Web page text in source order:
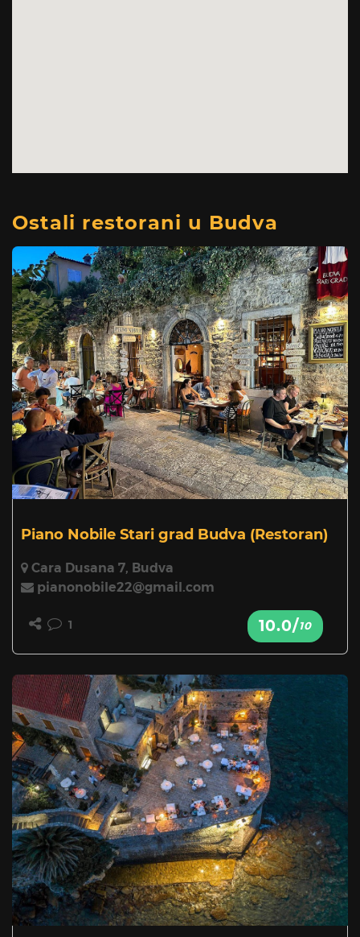
Ostali restorani u Budva
Piano Nobile Stari grad Budva (Restoran)
Cara Dusana 7, Budva
pianonobile22@gmail.com
1 10.0/10